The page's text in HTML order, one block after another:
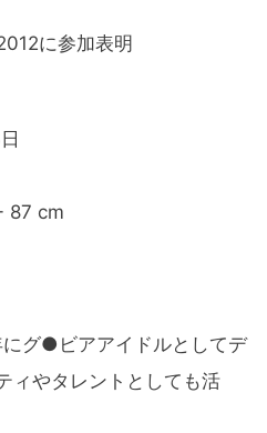
に参加表明
87 cm
グ●ビアアイドルとしてデ
ィやタレントとしても活